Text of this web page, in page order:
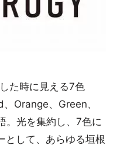
た時に見える7色
Orange、Green、
。光を集約し、7色に
として、あらゆる垣根